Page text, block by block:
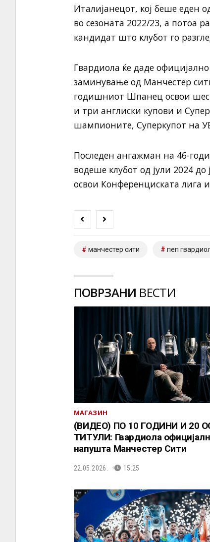
Италијанецот, кој беше
во сезоната 2022/23, а потоа
кандидат што клубот го
Гвардиола ќе даде
заминување од Манчестер
годишниот Шпанец освои
и три англиски купови и
шампионите, Суперкупот на
Последен ангажман на 46-
водеше клубот од јули 2024
освои Конференциската лига
манчестер сити пеп
ПОВРЗАНИ ВЕСТИ
МАГАЗИН
(ВИДЕО) ПО 10 ГОДИНИ И 20
ТИТУЛИ: Гвардиола
напушта Манчестер Сити
22.05.2026. 15:25